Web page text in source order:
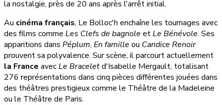
la nostalgie, près de 20 ans après l'arrêt initial.
Au cinéma français, Le Bolloc'h enchaîne les tournages avec
des films comme Les Clefs de bagnole etLe Bénévole. Ses
apparitions dans Péplum, En famille ou Candice Renoir
prouvent sa polyvalence. Sur scène, il parcourt actuellement
la France avecLe Braceletd'Isabelle Mergault, totalisant
276 représentations dans cinq pièces différentes jouées dans
des théâtres prestigieux comme le Théâtre de la Madeleine
ou le Théâtre de Paris.